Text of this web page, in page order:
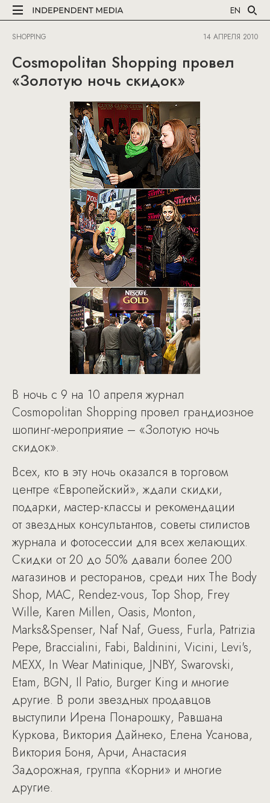
EN
SHOPPING 14 АПРЕЛЯ 2010
Сosmopolitan Shopping провел
«Золотую ночь скидок»
В ночь с 9 на 10 апреля журнал
Сosmopolitan Shopping провел грандиозное
шопинг-мероприятие – «Золотую ночь
скидок».
Всех, кто в эту ночь оказался в торговом
центре «Европейский», ждали скидки,
подарки, мастер-классы и рекомендации
от звездных консультантов, советы стилистов
журнала и фотосессии для всех желающих.
Скидки от 20 до 50% давали более 200
магазинов и ресторанов, среди них The Body
Shop, MAC, Rendez-vous, Top Shop, Frey
Wille, Karen Millen, Oasis, Monton,
Marks&Spenser, Naf Naf, Guess, Furla, Patrizia
Pepe, Braccialini, Fabi, Baldinini, Vicini, Levi's,
MEXX, In Wear Matinique, JNBY, Swarovski,
Etam, BGN, Il Patio, Burger King и многие
другие. В роли звездных продавцов
выступили Ирена Понарошку, Равшана
Куркова, Виктория Дайнеко, Елена Усанова,
Виктория Боня, Арчи, Анастасия
Задорожная, группа «Корни» и многие
другие.